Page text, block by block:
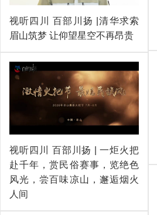
视听四川 百部川扬 |清华求索
眉山筑梦 让仰望星空不再昂贵
视听四川 百部川扬 | 一炬火把
赴千年，赏民俗赛事，览绝色
风光，尝百味凉山，邂逅烟火
人间